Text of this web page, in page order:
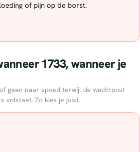
of pijn op de borst.
1733, wanneer je
gaan naar spoed terwijl de wachtpost
volstaat. Zo kies je juist.